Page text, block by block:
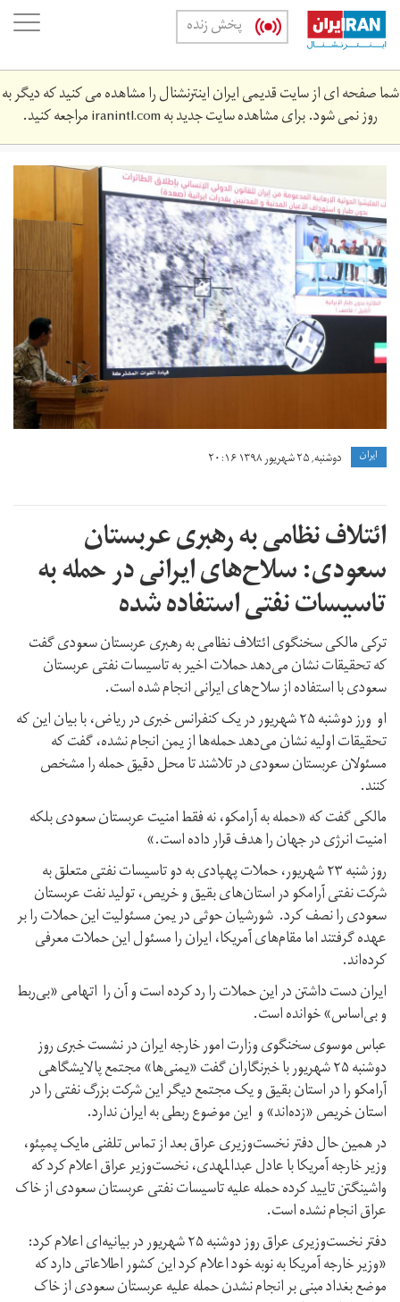
Skip
main
content
پخش زنده
شما صفحه ای از سایت قدیمی ایران اینترنشنال را مشاهده می کنید که دیگر به
روز نمی شود. برای مشاهده سایت جدید بهiranintl.comمراجعه کنید.
saudi2.jpg
ايران دوشنبه, ۲۵ شهریور ۱۳۹۸ ۲۰:۱۶
ائتلاف نظامی به رهبری عربستان
سعودی: سلاح‌های ایرانی در حمله به
تاسیسات نفتی استفاده شده
ترکی مالکی سخنگوی ائتلاف نظامی به رهبری عربستان سعودی گفت
که تحقیقات نشان می‌دهد حملات اخیر به تاسیسات نفتی عربستان
سعودی با استفاده از سلاح‌های ایرانی انجام شده است.
او ورز دوشنبه ۲۵ شهریور در یک کنفرانس خبری در ریاض، با بیان این که
تحقیقات اولیه نشان می‌دهد حمله‌ها از یمن انجام نشده، گفت که
مسئولان عربستان سعودی در تلاشند تا محل دقیق حمله را مشخص
کنند.
مالکی گفت که «حمله به آرامکو، نه فقط امنیت عربستان سعودی بلکه
امنیت انرژی در جهان را هدف قرار داده است.»
روز شنبه ۲۳ شهریور، حملات پهپادی به دو تاسیسات نفتی متعلق به
شرکت نفتی آرامکو در استان‌های بقیق و خریص، تولید نفت عربستان
سعودی را نصف کرد. شورشیان حوثی در یمن مسئولیت این حملات را بر
عهده گرفتند اما مقام‌های آمریکا، ایران را مسئول این حملات معرفی
کرده‌اند.
ایران دست داشتن در این حملات را رد کرده است و ‌آن را اتهامی «بی‌ربط
و بی‌اساس» خوانده است.
عباس موسوی سخنگوی وزارت امور خارجه ایران در نشست خبری روز
دوشنبه ۲۵ شهریور با خبرنگاران گفت «یمنی‌ها» مجتمع پالایشگاهی
آرامکو را در استان بقیق و یک مجتمع دیگر این شرکت بزرگ نفتی را در
استان خریص «زده‌اند» و این موضوع ربطی به ایران ندارد.
در همین حال دفتر نخست‌وزیری عراق بعد از تماس تلفنی مایک پمپئو،
وزیر خارجه آمریکا با عادل عبدالمهدی، نخست‌وزیر عراق اعلام کرد که
واشینگتن تایید کرده حمله علیه تاسیسات نفتی عربستان سعودی از خاک
عراق انجام نشده است.
دفتر نخست‌وزیری عراق روز دوشنبه ۲۵ شهریور در بیانیه‌ای اعلام کرد:
«وزیر خارجه آمریکا به نوبه خود اعلام کرد این کشور اطلاعاتی دارد که
موضع بغداد مبنی بر انجام نشدن حمله علیه عربستان سعودی از خاک